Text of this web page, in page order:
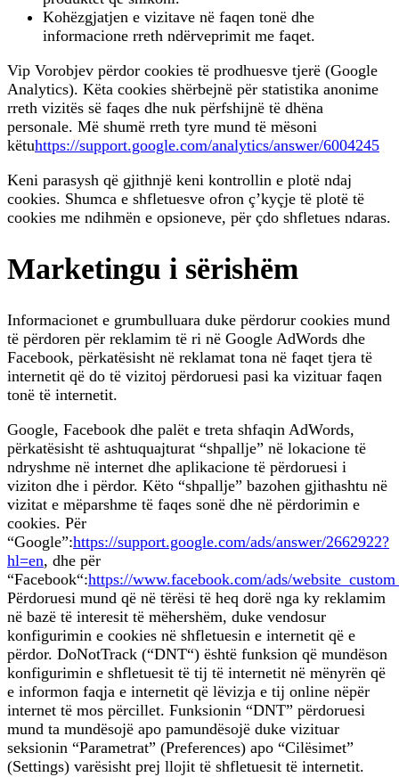
Kohëzgjatjen e vizitave në faqen tonë dhe
informacione rreth ndërveprimit me faqet.
Vip Vorobjev përdor cookies të prodhuesve tjerë (Google
Analytics). Këta cookies shërbejnë për statistika anonime
rreth vizitës së faqes dhe nuk përfshijnë të dhëna
personale. Më shumë rreth tyre mund të mësoni
këtuhttps://support.google.com/analytics/answer/6004245
Keni parasysh që gjithnjë keni kontrollin e plotë ndaj
cookies. Shumca e shfletuesve ofron ç’kyçje të plotë të
cookies me ndihmën e opsioneve, për çdo shfletues ndaras.
Marketingu i sërishëm
Informacionet e grumbulluara duke përdorur cookies mund
të përdoren për reklamim të ri në Google AdWords dhe
Facebook, përkatësisht në reklamat tona në faqet tjera të
internetit që do të vizitoj përdoruesi pasi ka vizituar faqen
tonë të internetit.
Google, Facebook dhe palët e treta shfaqin AdWords,
përkatësisht të ashtuquajturat “shpallje” në lokacione të
ndryshme në internet dhe aplikacione të përdoruesi i
viziton dhe i përdor. Këto “shpallje” bazohen gjithashtu në
vizitat e mëparshme të faqes sonë dhe në përdorimin e
cookies. Për
“Google”:https://support.google.com/ads/answer/2662922?
hl=en, dhe për
“Facebook“:https://www.facebook.com/ads/
Përdoruesi mund që në tërësi të heq dorë nga ky reklamim
në bazë të interesit të mëhershëm, duke vendosur
konfigurimin e cookies në shfletuesin e internetit që e
përdor. DoNotTrack (“DNT“) është funksion që mundëson
konfigurimin e shfletuesit të tij të internetit në mënyrën që
e informon faqja e internetit që lëvizja e tij online nëpër
internet të mos përcillet. Funksionin “DNT” përdoruesi
mund ta mundësojë apo pamundësojë duke vizituar
seksionin “Parametrat” (Preferences) apo “Cilësimet”
(Settings) varësisht prej llojit të shfletuesit të internetit.